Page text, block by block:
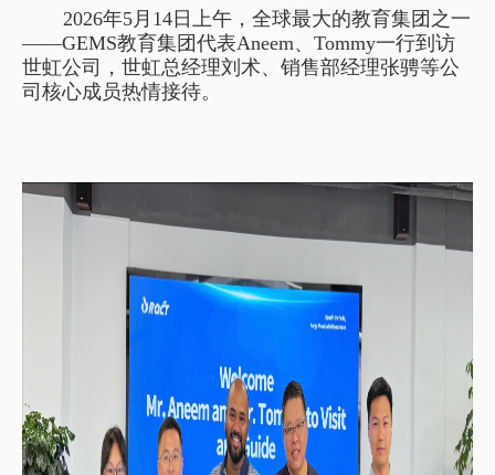
2026年5月14日上午，全球最大的教育集团之一
——GEMS教育集团代表Aneem、Tommy一行到访
世虹公司，世虹总经理刘术、销售部经理张骋等公
司核心成员热情接待。